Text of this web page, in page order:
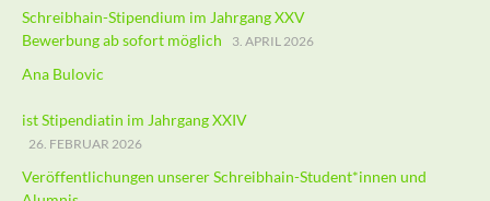
Schreibhain-Stipendium im Jahrgang XXV
Bewerbung ab sofort möglich
3. APRIL 2026
Ana Bulovic
ist Stipendiatin im Jahrgang XXIV
26. FEBRUAR 2026
Veröffentlichungen unserer Schreibhain-Student*innen und